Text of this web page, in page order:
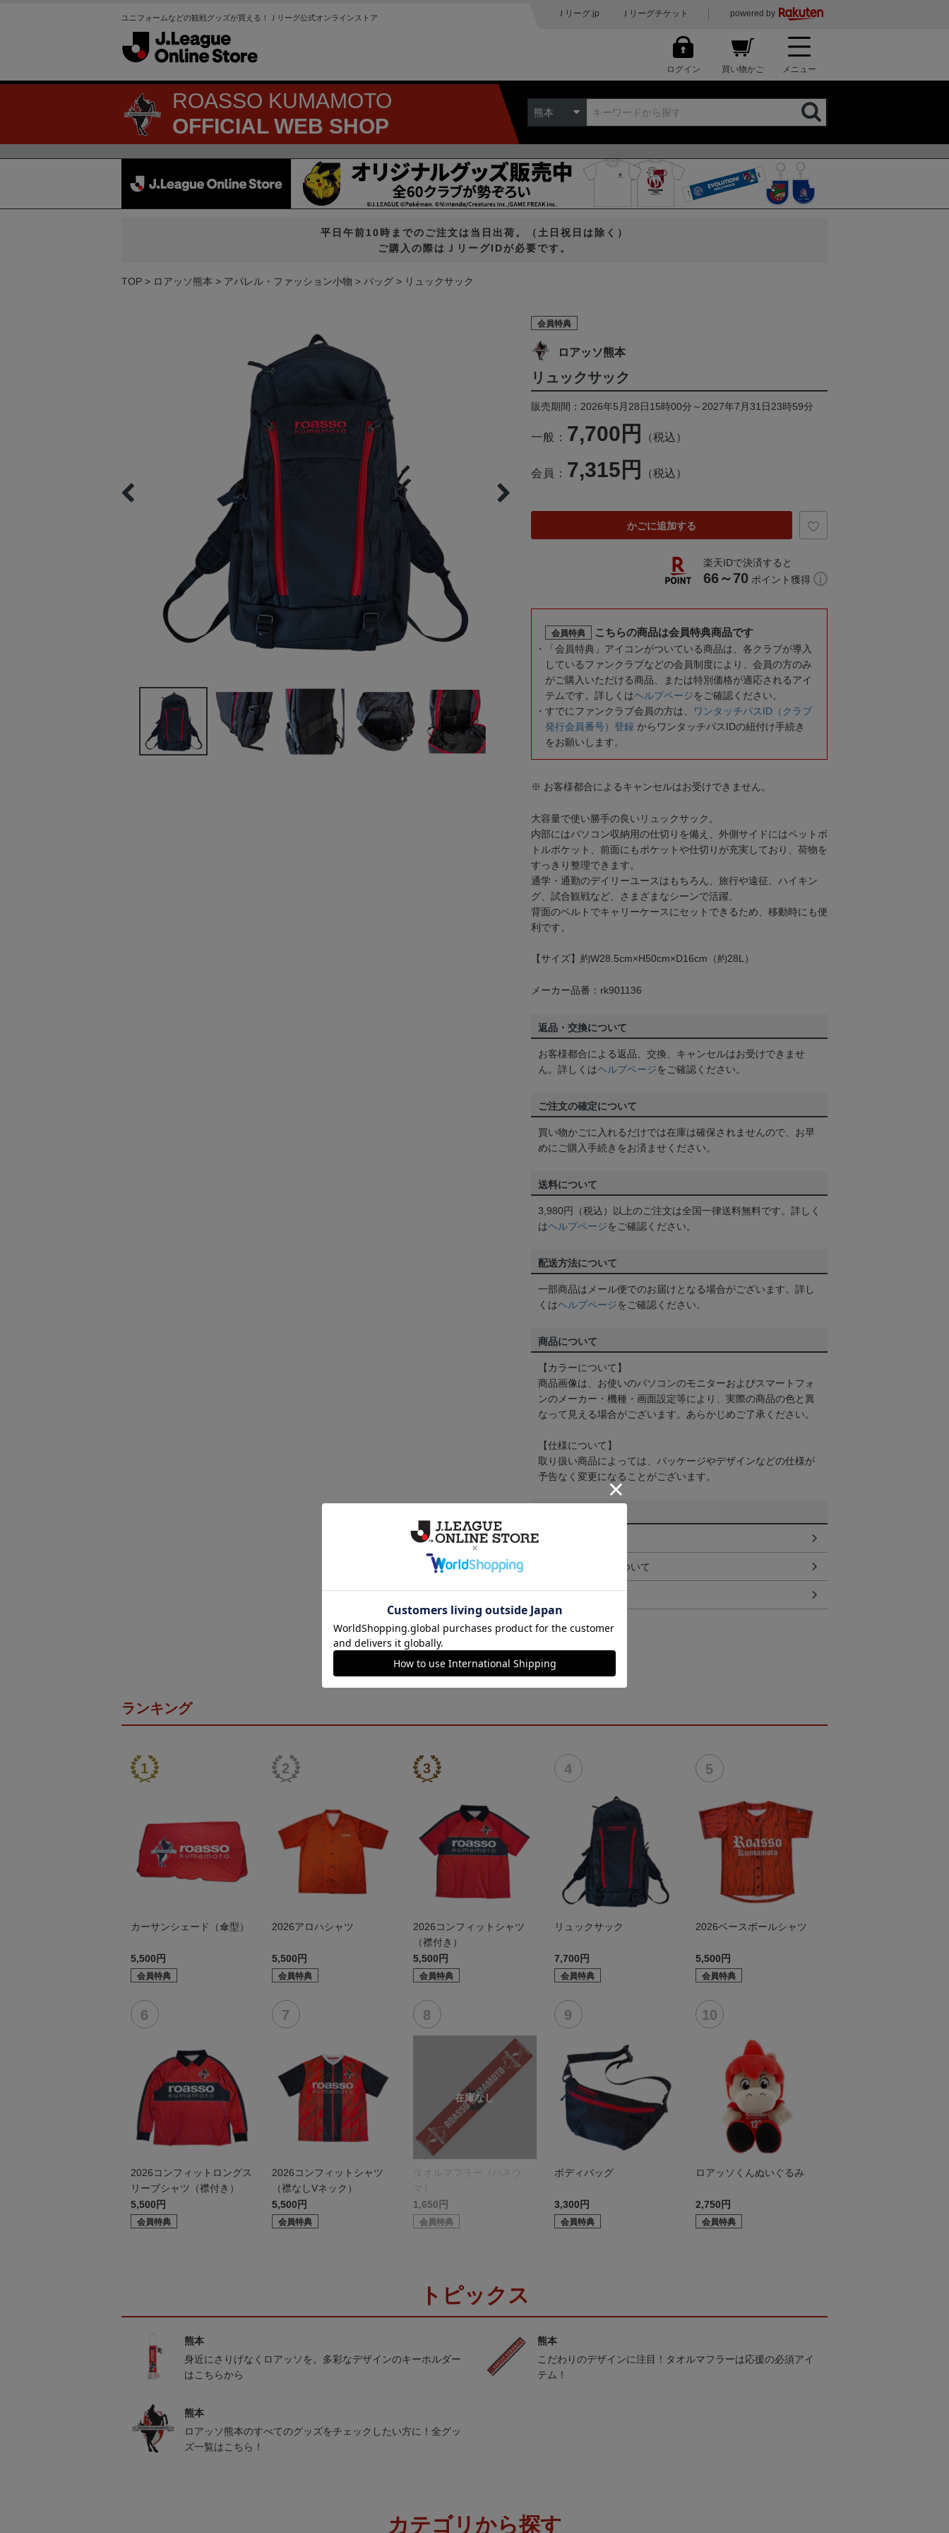
ユニフォームなどの観戦グッズが買える！Ｊリーグ公式オンラインストア Ｊリーグ.jp Ｊリーグチケット powered by
ログイン 買い物かご メニュー
ROASSO KUMAMOTO
OFFICIAL WEB SHOP
熊本
平日午前10時までのご注文は当日出荷。（土日祝日は除く）
ご購入の際はＪリーグIDが必要です。
TOP ロアッソ熊本 アパレル・ファッション小物 バッグ リュックサック
会員特典
ロアッソ熊本
リュックサック
販売期間：2026年5月28日15時00分～2027年7月31日23時59分
一般： 7,700円 （税込）
会員： 7,315円 （税込）
かごに追加する
楽天IDで決済すると
66～70 ポイント獲得
会員特典 こちらの商品は会員特典商品です
「会員特典」アイコンがついている商品は、各クラブが導入
しているファンクラブなどの会員制度により、会員の方のみ
がご購入いただける商品、または特別価格が適応されるアイ
テムです。詳しくはヘルプページをご確認ください。
すでにファンクラブ会員の方は、
ワンタッチパスID（クラブ
発行会員番号）登録 からワンタッチパスIDの紐付け手続き
をお願いします。
※ お客様都合によるキャンセルはお受けできません。
大容量で使い勝手の良いリュックサック。
内部にはパソコン収納用の仕切りを備え、外側サイドにはペットボ
トルポケット、前面にもポケットや仕切りが充実しており、荷物を
すっきり整理できます。
通学・通勤のデイリーユースはもちろん、旅行や遠征、ハイキン
グ、試合観戦など、さまざまなシーンで活躍。
背面のベルトでキャリーケースにセットできるため、移動時にも便
利です。
【サイズ】約W28.5cm×H50cm×D16cm（約28L）
メーカー品番：rk901136
返品・交換について
お客様都合による返品、交換、キャンセルはお受けできませ
ん。詳しくはヘルプページをご確認ください。
ご注文の確定について
買い物かごに入れるだけでは在庫は確保されませんので、お早
めにご購入手続きをお済ませください。
送料について
3,980円（税込）以上のご注文は全国一律送料無料です。詳しく
はヘルプページをご確認ください。
配送方法について
一部商品はメール便でのお届けとなる場合がございます。詳し
くはヘルプページをご確認ください。
商品について
【カラーについて】
商品画像は、お使いのパソコンのモニターおよびスマートフォ
ンのメーカー・機種・画面設定等により、実際の商品の色と異
なって見える場合がございます。あらかじめご了承ください。
【仕様について】
取り扱い商品によっては、パッケージやデザインなどの仕様が
予告なく変更になることがございます。
ギフト対応について
ランキング
カーサンシェード（傘型）
5,500円
会員特典
2026アロハシャツ
5,500円
会員特典
2026コンフィットシャツ
（襟付き）
5,500円
会員特典
リュックサック
7,700円
会員特典
2026ベースボールシャツ
5,500円
会員特典
2026コンフィットロングス
リーブシャツ（襟付き）
5,500円
会員特典
2026コンフィットシャツ
（襟なしVネック）
5,500円
会員特典
タオルマフラー（ハネウ
マ）
1,650円
会員特典
ボディバッグ
3,300円
会員特典
ロアッソくんぬいぐるみ
2,750円
会員特典
トピックス
熊本
身近にさりげなくロアッソを。多彩なデザインのキーホルダー
はこちらから
熊本
こだわりのデザインに注目！タオルマフラーは応援の必須アイ
テム！
熊本
ロアッソ熊本のすべてのグッズをチェックしたい方に！全グッ
ズ一覧はこちら！
カテゴリから探す